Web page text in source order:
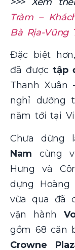
Tràm –
Bà Rịa-Vũng
Đặc biệt
đã đượctập
Thanh Xuân
nghỉ dưỡng
năm tới tại
Chưa dừng
Nam cùng
Hưng và
dựng Hoàng
vừa qua đã
vận hành
gồm 68 căn
Crowne